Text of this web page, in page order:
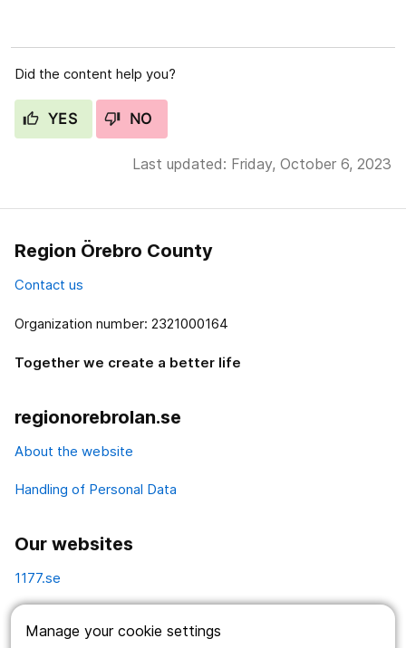
Manage your cookie settings
Did the content help you?
YES NO
Last updated: Friday, October 6, 2023
Region Örebro County
Contact us
Organization number: 2321000164
Together we create a better life
regionorebrolan.se
About the website
Handling of Personal Data
Our websites
1177.se